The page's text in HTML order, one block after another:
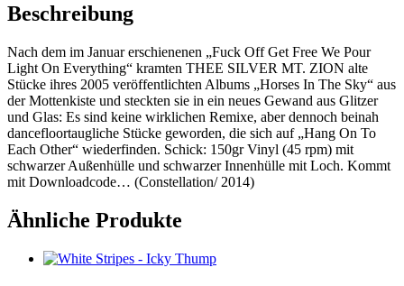
Beschreibung
Nach dem im Januar erschienenen „Fuck Off Get Free We Pour
Light On Everything“ kramten THEE SILVER MT. ZION alte
Stücke ihres 2005 veröffentlichten Albums „Horses In The Sky“ aus
der Mottenkiste und steckten sie in ein neues Gewand aus Glitzer
und Glas: Es sind keine wirklichen Remixe, aber dennoch beinah
dancefloortaugliche Stücke geworden, die sich auf „Hang On To
Each Other“ wiederfinden. Schick: 150gr Vinyl (45 rpm) mit
schwarzer Außenhülle und schwarzer Innenhülle mit Loch. Kommt
mit Downloadcode… (Constellation/ 2014)
Ähnliche Produkte